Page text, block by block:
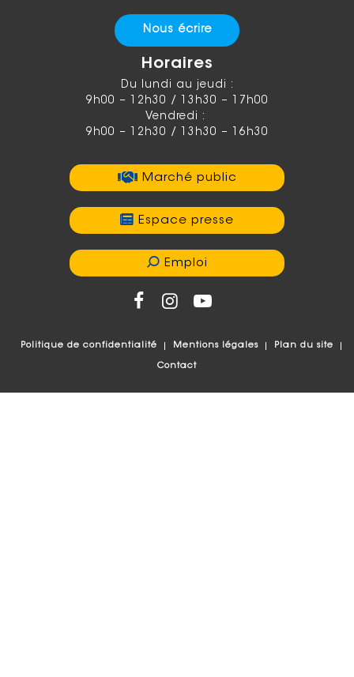
Nous écrire
Horaires
Du lundi au jeudi :
9h00 – 12h30 / 13h30 – 17h00
Vendredi :
9h00 – 12h30 / 13h30 – 16h30
Marché public
Espace presse
Emploi
Politique de confidentialité Mentions légales Plan du site
Contact